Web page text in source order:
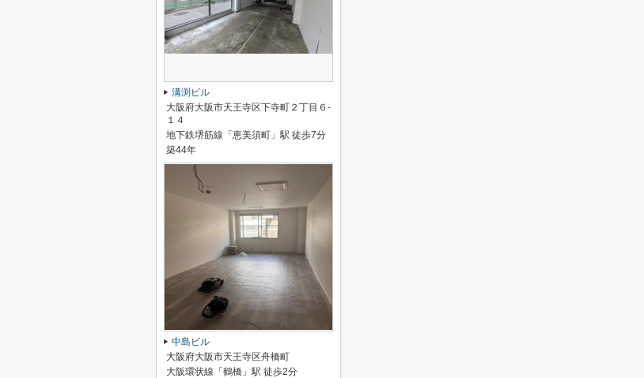
溝渕ビル
大阪府大阪市天王寺区下寺町２丁目６-
１４
地下鉄堺筋線「恵美須町」駅 徒歩7分
築44年
中島ビル
大阪府大阪市天王寺区舟橋町
大阪環状線「鶴橋」駅 徒歩2分